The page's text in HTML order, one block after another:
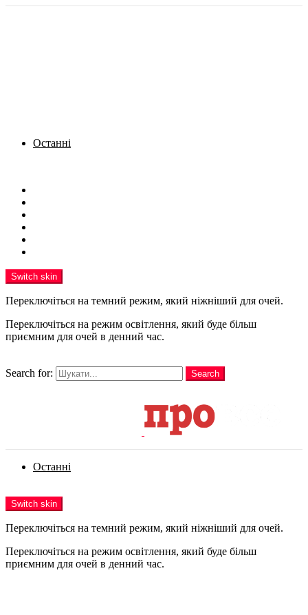
Останні
Switch skin
Переключіться на темний режим, який ніжніший для очей.
Переключіться на режим освітлення, який буде більш
приємним для очей в денний час.
Search for:
Search
Останні
Switch skin
Переключіться на темний режим, який ніжніший для очей.
Переключіться на режим освітлення, який буде більш
приємним для очей в денний час.